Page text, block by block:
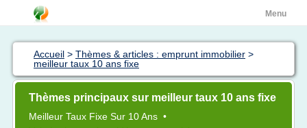
Menu
Accueil > Thèmes & articles : emprunt immobilier >
meilleur taux 10 ans fixe
Thèmes principaux sur meilleur taux 10 ans fixe
Meilleur Taux Fixe Sur 10 Ans •